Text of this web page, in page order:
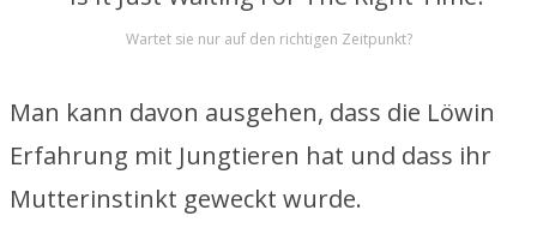
Wartet sie nur auf den richtigen Zeitpunkt?
Man kann davon ausgehen, dass die Löwin
Erfahrung mit Jungtieren hat und dass ihr
Mutterinstinkt geweckt wurde.